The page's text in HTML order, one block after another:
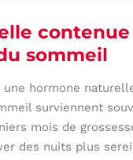
sommeil
hormone
surviennent
mois de
des nuits plus